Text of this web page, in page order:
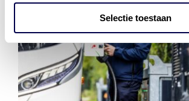
Selectie toestaan